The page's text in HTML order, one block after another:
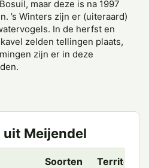
maar deze is na 1997
’s Winters zijn er (uiteraard)
In de herfst en
zelden tellingen plaats,
zijn er in deze
Meijendel
Soorten Territoria